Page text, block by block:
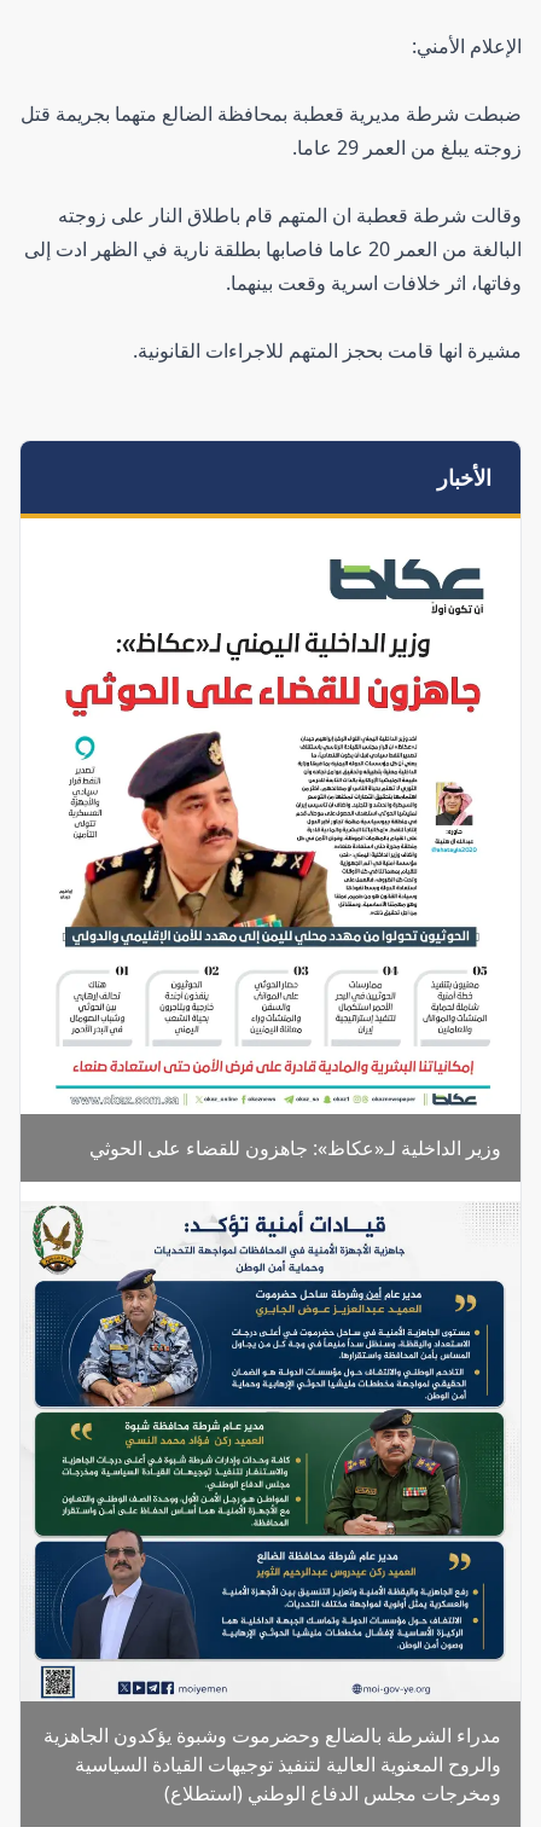
الإعلام الأمني:
ضبطت شرطة مديرية قعطبة بمحافظة الضالع متهما بجريمة قتل
زوجته يبلغ من العمر 29 عاما.
وقالت شرطة قعطبة ان المتهم قام باطلاق النار على زوجته
البالغة من العمر 20 عاما فاصابها بطلقة نارية في الظهر ادت إلى
وفاتها، اثر خلافات اسرية وقعت بينهما.
مشيرة انها قامت بحجز المتهم للاجراءات القانونية.
الأخبار
وزير الداخلية لـ«عكاظ»: جاهزون للقضاء على الحوثي
مدراء الشرطة بالضالع وحضرموت وشبوة يؤكدون الجاهزية
والروح المعنوية العالية لتنفيذ توجيهات القيادة السياسية
ومخرجات مجلس الدفاع الوطني (استطلاع)